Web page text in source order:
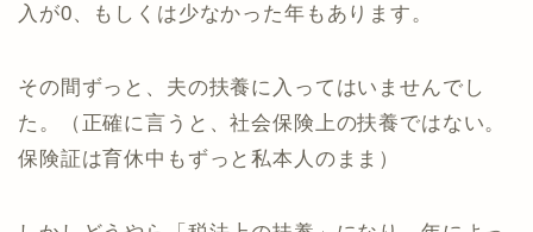
入が0、もしくは少なかった年もあります。
その間ずっと、夫の扶養に入ってはいませんでし
た。（正確に言うと、社会保険上の扶養ではない。
保険証は育休中もずっと私本人のまま）